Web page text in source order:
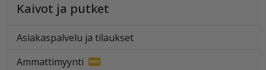
Kaivot ja putket
Asiakaspalvelu ja tilaukset
Ammattimyynti